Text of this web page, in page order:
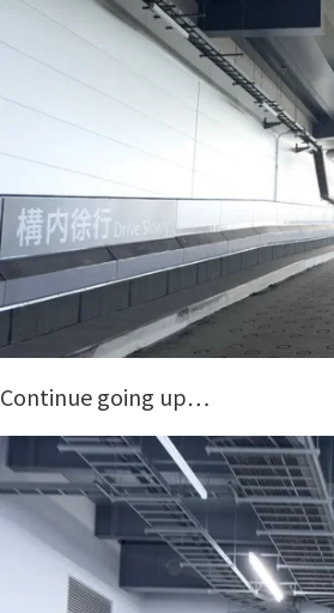
Continue going up…